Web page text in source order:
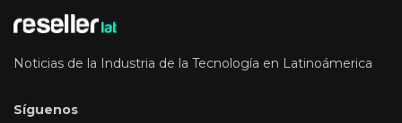
Noticias de la Industria de la Tecnología en Latinoámerica
Síguenos